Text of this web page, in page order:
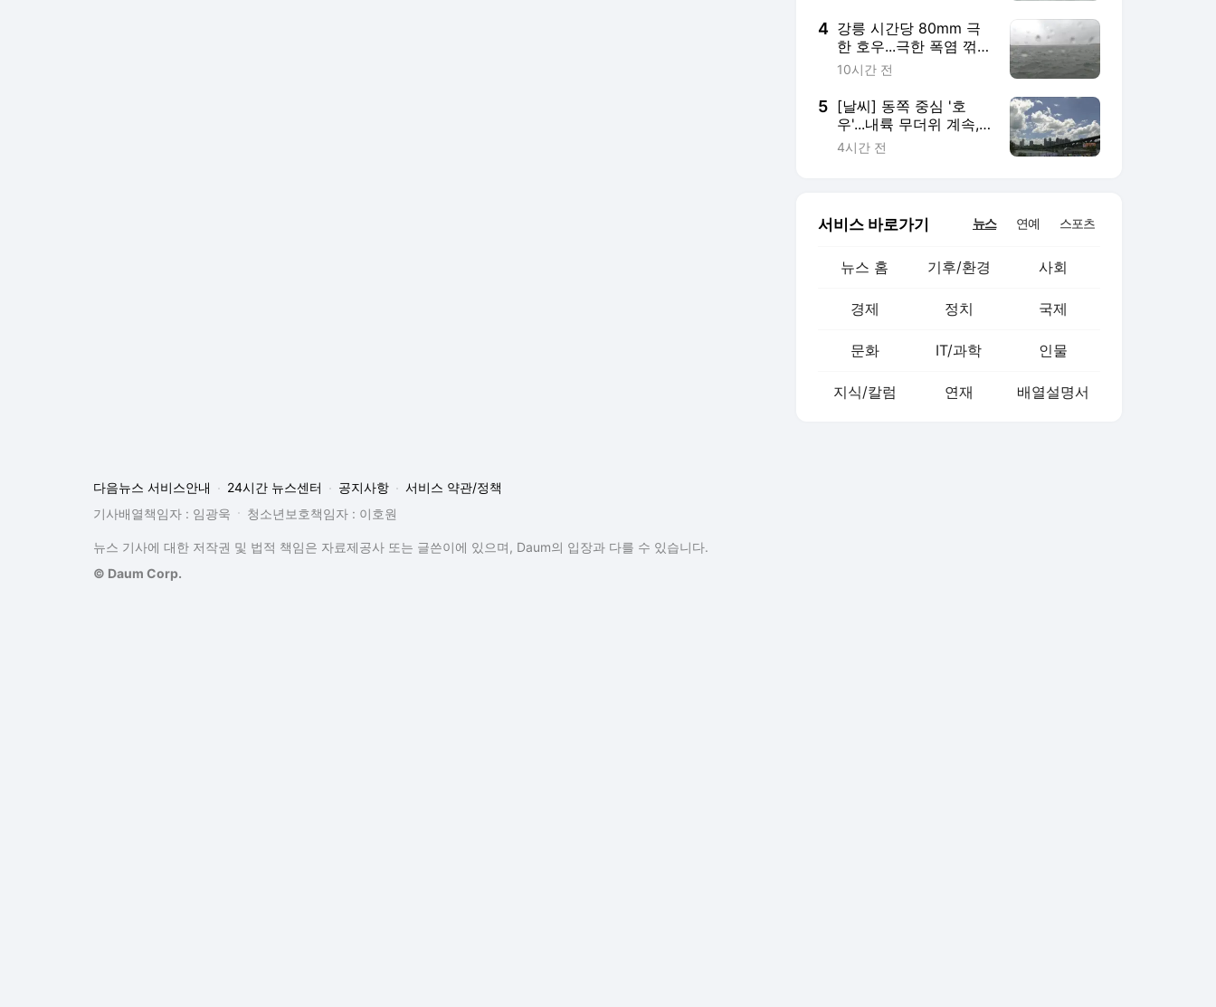
4 강릉 시간당 80mm 극
한 호우...극한 폭염 꺾였
지만 더위 계속
10시간 전
5 [날씨] 동쪽 중심 '호
우'...내륙 무더위 계속,
내일 서울 33℃
4시간 전
서비스 바로가기 뉴스 연예 스포츠
뉴스 홈 기후/환경 사회
경제 정치 국제
문화 IT/과학 인물
지식/칼럼 연재 배열설명서
다음뉴스 서비스안내 24시간 뉴스센터 공지사항
서비스 약관/정책
기사배열책임자 : 임광욱
청소년보호책임자 : 이호원
뉴스 기사에 대한 저작권 및 법적 책임은 자료제공사 또는 글쓴이에 있으며, Daum의 입장과 다를 수 있습니다.
© Daum Corp.